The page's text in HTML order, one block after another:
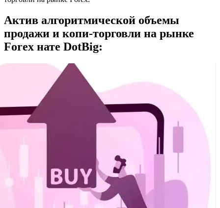
Актив алгоритмической объемы
продажи и копи-торговли на рынке
Forex нате DotBig: